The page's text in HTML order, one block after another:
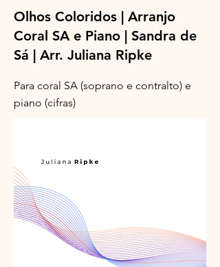
Olhos Coloridos | Arranjo
Coral SA e Piano | Sandra de
Sá | Arr. Juliana Ripke
Para coral SA (soprano e contralto) e
piano (cifras)